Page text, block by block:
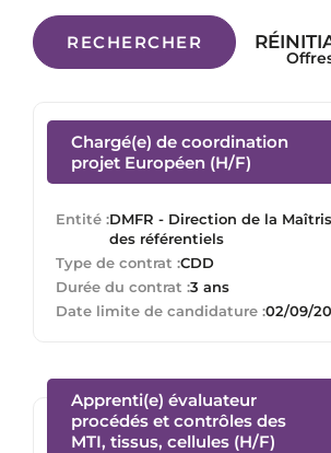
RECHERCHER
Chargé(e) de coordination
projet Européen (H/F)
Entité :DMFR - Direction de la
des référentiels
Type de contrat :CDD
Durée du contrat :3 ans
Date limite de candidature :02/09/
Apprenti(e) évaluateur
procédés et contrôles des
MTI, tissus, cellules (H/F)